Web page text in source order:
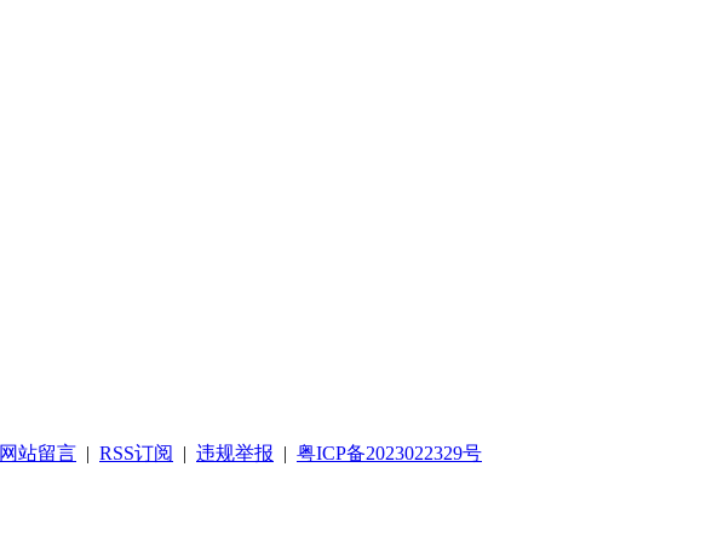
网站留言 | RSS订阅 | 违规举报 | 粤ICP备2023022329号